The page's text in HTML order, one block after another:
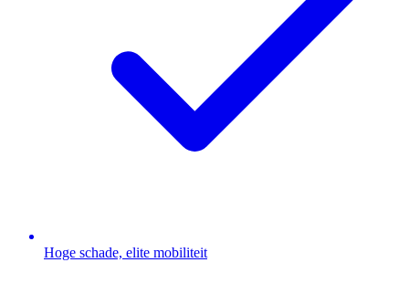
Hoge schade, elite mobiliteit